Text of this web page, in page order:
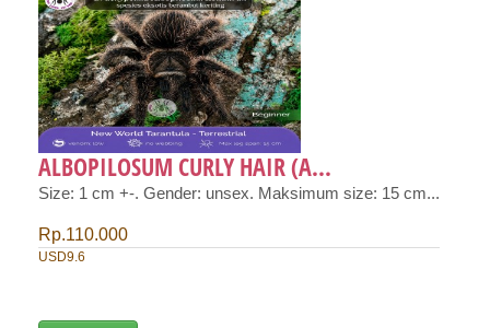
ALBOPILOSUM CURLY HAIR (A...
Size: 1 cm +-. Gender: unsex. Maksimum size: 15 cm...
Rp.110.000
USD9.6